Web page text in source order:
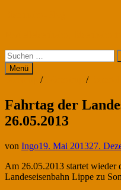
Suchen
nach:
Menü
/ /
Fahrtag der
26.05.2013
von Ingo19. Mai 201327.
Am 26.05.2013 startet wieder
Landeseisenbahn Lippe zu